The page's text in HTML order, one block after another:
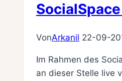
VonArkanil 22-09-
Im Rahmen des
an dieser Stelle live